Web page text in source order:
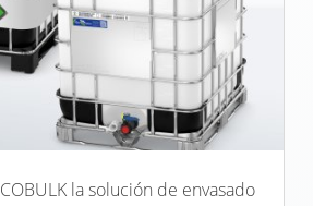
SCHÜTZ
JAPAN
SCHÜTZ
AUSTRALIA
MALAYSIA
la solución de envasado